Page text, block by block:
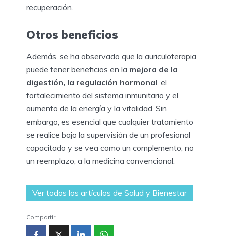
recuperación.
Otros beneficios
Además, se ha observado que la auriculoterapia
puede tener beneficios en la mejora de la
digestión, la regulación hormonal , el
fortalecimiento del sistema inmunitario y el
aumento de la energía y la vitalidad. Sin
embargo, es esencial que cualquier tratamiento
se realice bajo la supervisión de un profesional
capacitado y se vea como un complemento, no
un reemplazo, a la medicina convencional.
Ver todos los artículos de Salud y Bienestar
Compartir: